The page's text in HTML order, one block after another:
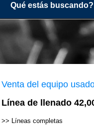
Qué estás buscando?
Venta del equipo
Línea de llenado
>> Líneas completas